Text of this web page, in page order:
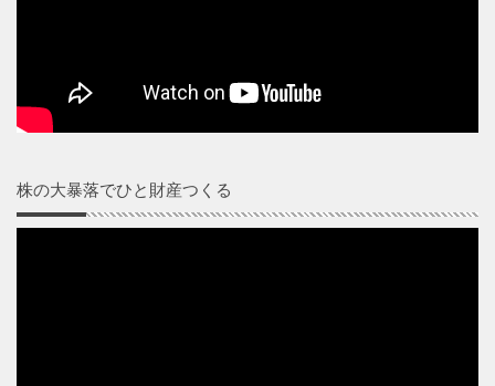
株の大暴落でひと財産つくる